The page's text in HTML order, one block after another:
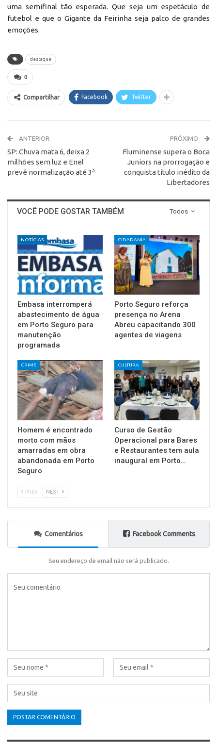
uma semifinal tão esperada. Que seja um espetáculo de
futebol e que o Gigante da Feirinha seja palco de grandes
emoções.
destaque
0
Compartilhar Facebook Twitter
ANTERIOR
SP: Chuva mata 6, deixa 2
milhões sem luz e Enel
prevê normalização até 3ª
PRÓXIMO
Fluminense supera o Boca
Juniors na prorrogação e
conquista título inédito da
Libertadores
Todos
VOCÊ PODE GOSTAR TAMBÉM
NOTÍCIAS
Embasa interromperá
abastecimento de água
em Porto Seguro para
manutenção
programada
CIDADANIA
Porto Seguro reforça
presença no Arena
Abreu capacitando 300
agentes de viagens
CRIME
Homem é encontrado
morto com mãos
amarradas em obra
abandonada em Porto
Seguro
CULTURA
Curso de Gestão
Operacional para Bares
e Restaurantes tem aula
inaugural em Porto…
PREV NEXT
Comentários Facebook Comments
Seu endereço de email não será publicado.